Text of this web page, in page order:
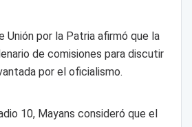
Unión por la Patria afirmó que la
de comisiones para discutir
por el oficialismo.
10, Mayans consideró que el